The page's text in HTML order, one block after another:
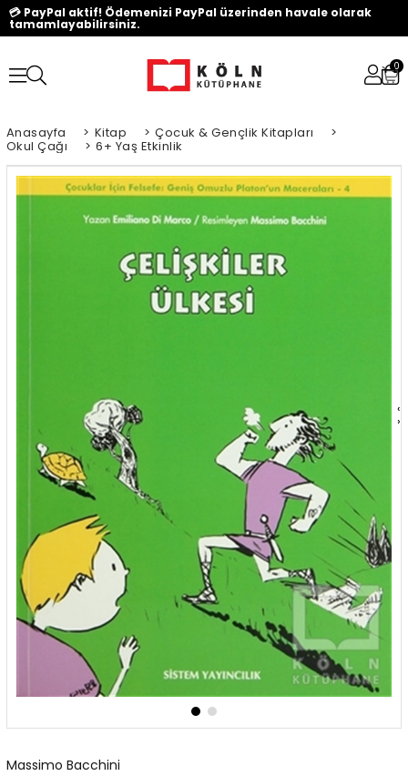
💳 PayPal aktif! Ödemenizi PayPal üzerinden havale olarak
tamamlayabilirsiniz.
0
Anasayfa > Kitap > Çocuk & Gençlik Kitapları >
Okul Çağı > 6+ Yaş Etkinlik
‹
›
Massimo Bacchini